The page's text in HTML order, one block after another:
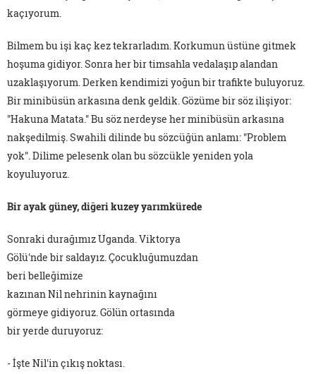
kaçıyorum.
Bilmem bu işi kaç kez tekrarladım. Korkumun üstüne gitmek
hoşuma gidiyor. Sonra her bir timsahla vedalaşıp alandan
uzaklaşıyorum. Derken kendimizi yoğun bir trafikte buluyoruz.
Bir minibüsün arkasına denk geldik. Gözüme bir söz ilişiyor:
"Hakuna Matata." Bu söz nerdeyse her minibüsün arkasına
nakşedilmiş. Swahili dilinde bu sözcüğün anlamı: "Problem
yok". Dilime pelesenk olan bu sözcükle yeniden yola
koyuluyoruz.
Bir ayak güney, diğeri kuzey yarımkürede
Sonraki durağımız Uganda. Viktorya
Gölü'nde bir saldayız. Çocukluğumuzdan
beri belleğimize
kazınan Nil nehrinin kaynağını
görmeye gidiyoruz. Gölün ortasında
bir yerde duruyoruz:
- İşte Nil'in çıkış noktası.